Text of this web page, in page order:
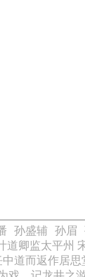
孙盛辅 孙眉
道卿监太平州
中道而返作居